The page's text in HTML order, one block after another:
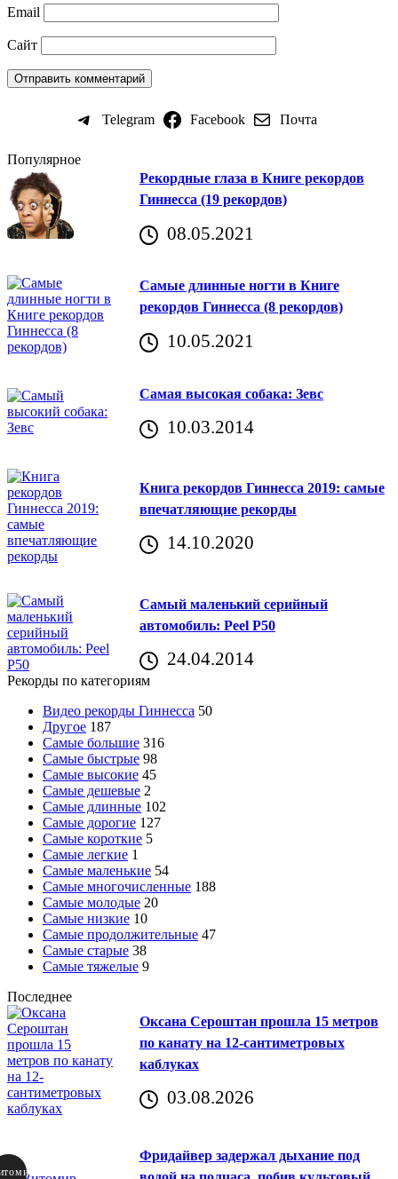
Email
Сайт
Telegram Facebook Почта
Популярное
Рекордные глаза в Книге рекордов
Гиннесса (19 рекордов)
08.05.2021
Самые длинные ногти в Книге
рекордов Гиннесса (8 рекордов)
10.05.2021
Самая высокая собака: Зевс
10.03.2014
Книга рекордов Гиннесса 2019: самые
впечатляющие рекорды
14.10.2020
Самый маленький серийный
автомобиль: Peel P50
24.04.2014
Рекорды по категориям
Видео рекорды Гиннесса 50
Другое 187
Самые большие 316
Самые быстрые 98
Самые высокие 45
Самые дешевые 2
Самые длинные 102
Самые дорогие 127
Самые короткие 5
Самые легкие 1
Самые маленькие 54
Самые многочисленные 188
Самые молодые 20
Самые низкие 10
Самые продолжительные 47
Самые старые 38
Самые тяжелые 9
Последнее
Оксана Сероштан прошла 15 метров
по канату на 12-сантиметровых
каблуках
03.08.2026
Фридайвер задержал дыхание под